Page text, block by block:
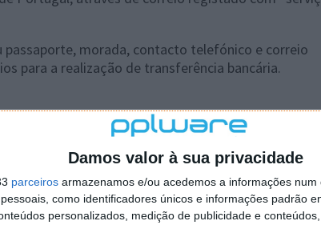
Damos valor à sua privacidade
parceiros armazenamos e/ou acedemos a informações
como identificadores únicos e informações padrão
personalizados, medição de publicidade e
morada, contacto telefónico e correio
para a realização de transferência bancária.
de Portugal são enviados para o serviço de
do Carregado.
dos fragmentos das notas e de aferição da sua
a devolver aos seus proprietários.